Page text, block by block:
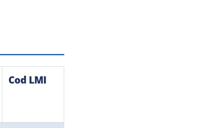
Cod LMI